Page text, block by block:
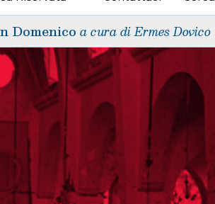
Domenico a cura di Ermes Dovico